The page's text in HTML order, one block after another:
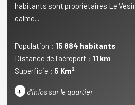
habitants sont propriétaires.Le
calme...
Population : 15 884 habitants
Distance de l'aéroport : 11 km
Superficie : 5 Km²
+ d'infos sur le quartier